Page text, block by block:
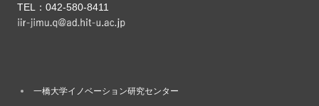
TEL：042-580-8411
一橋大学イノベーション研究センター